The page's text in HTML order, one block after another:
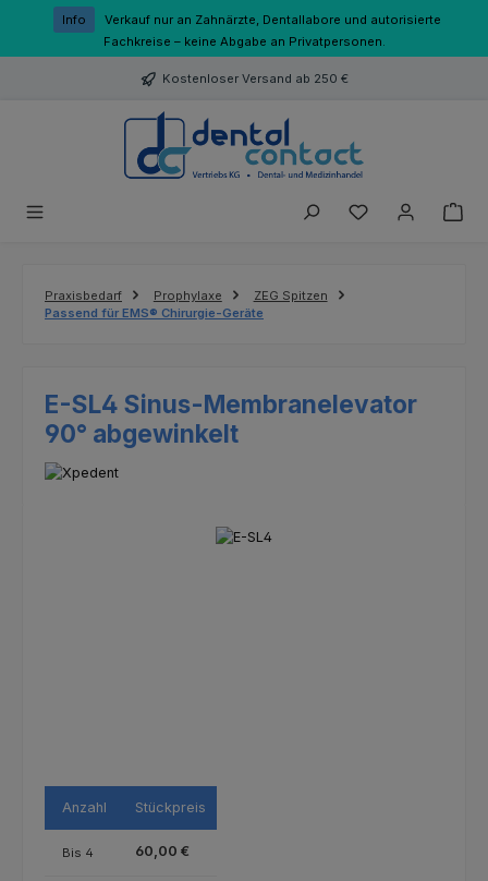
Zum Hauptinhalt springen
Info
Verkauf nur an Zahnärzte, Dentallabore und autorisierte
Fachkreise – keine Abgabe an Privatpersonen.
Kostenloser Versand ab 250 €
Du hast 0
Praxisbedarf Prophylaxe
ZEG Spitzen
Passend für EMS® Chirurgie-Geräte
E-SL4 Sinus-Membranelevator
90° abgewinkelt
Bildergalerie überspringen
Anzahl Stückpreis
Bis 4 60,00 €